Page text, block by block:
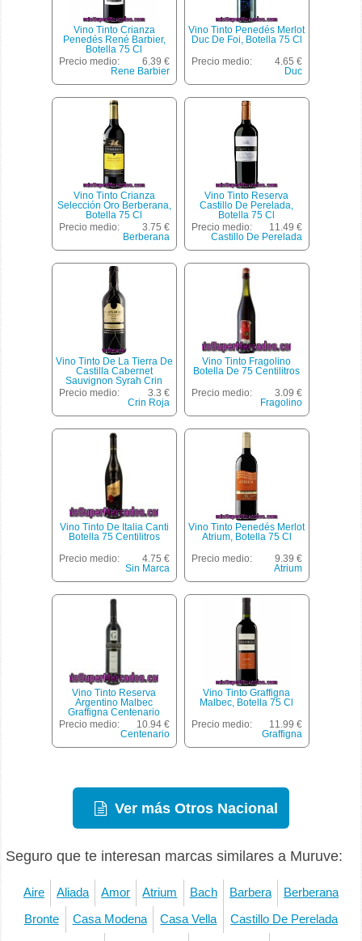
Vino Tinto Crianza
Penedés René Barbier,
Botella 75 Cl
Precio medio:
6.39 €
Rene Barbier
Vino Tinto Penedés Merlot
Duc De Foi, Botella 75 Cl
Precio medio:
4.65 €
Duc
Vino Tinto Crianza
Selección Oro Berberana,
Botella 75 Cl
Precio medio:
3.75 €
Berberana
Vino Tinto Reserva
Castillo De Perelada,
Botella 75 Cl
Precio medio:
11.49 €
Castillo De Perelada
Vino Tinto De La Tierra De
Castilla Cabernet
Sauvignon Syrah Crin
Roja 75 Cl.
Precio medio:
3.3 €
Crin Roja
Vino Tinto Fragolino
Botella De 75 Centilitros
Precio medio:
3.09 €
Fragolino
Vino Tinto De Italia Canti
Botella 75 Centilitros
Precio medio:
4.75 €
Sin Marca
Vino Tinto Penedés Merlot
Atrium, Botella 75 Cl
Precio medio:
9.39 €
Atrium
Vino Tinto Reserva
Argentino Malbec
Graffigna Centenario
Botella De 75 Centilitros
Precio medio:
10.94 €
Centenario
Vino Tinto Graffigna
Malbec, Botella 75 Cl
Precio medio:
11.99 €
Graffigna
Ver más Otros Nacional
Seguro que te interesan marcas similares a Muruve:
Aire Aliada Amor Atrium Bach Barbera Berberana
Bronte Casa Modena Casa Vella Castillo De Perelada